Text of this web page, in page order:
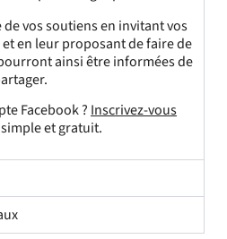
vos soutiens en invitant vos
en leur proposant de faire de
ainsi être informées de
Facebook ?Inscrivez-vous
et gratuit.